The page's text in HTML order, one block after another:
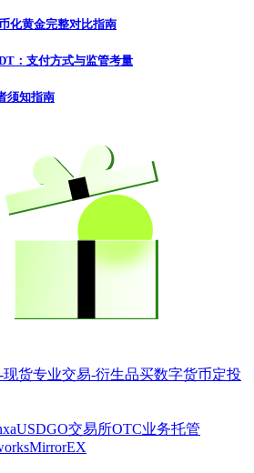
化黄金完整对比指南
：支付方式与监管考量
须知指南
现货专业交易-衍生品买数字货币定投
USDGO交易所OTC业务托管
MirrorEX